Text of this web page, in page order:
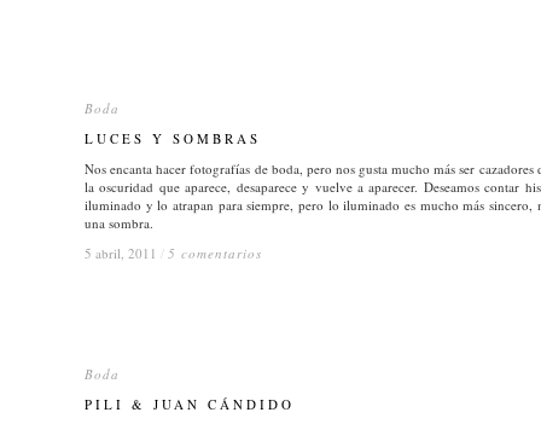
Boda
LUCES Y SOMBRAS
Nos encanta hacer fotografías de boda, pero nos gusta mucho más ser
la oscuridad que aparece, desaparece y vuelve a aparecer. Deseamos contar
iluminado y lo atrapan para siempre, pero lo iluminado es mucho más
una sombra.
5 abril, 2011 / 5 comentarios
Boda
LUCES Y SOMBRAS
5 abril, 2011 / 5 comentarios
Boda
PILI & JUAN CÁNDIDO
Boda
PILI & JUAN CÁNDIDO